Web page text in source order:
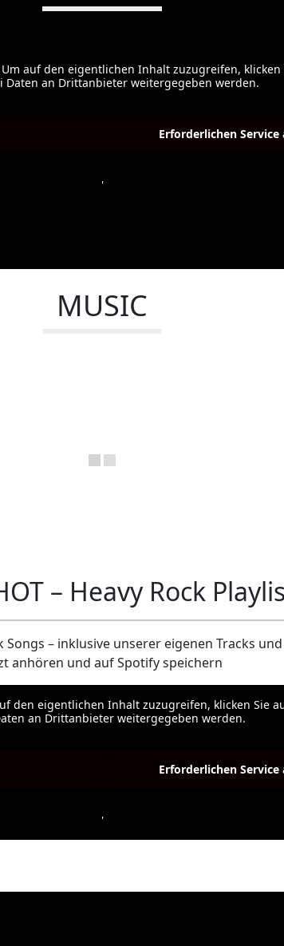
Um auf den eigentlichen Inhalt zuzugreifen,
Daten an Drittanbieter weitergegeben werden.
Erforderlichen
'
MUSIC
– Heavy Rock
Songs – inklusive unserer eigenen Tracks
anhören und auf Spotify speichern
den eigentlichen Inhalt zuzugreifen, klicken Sie
an Drittanbieter weitergegeben werden.
Erforderlichen
'